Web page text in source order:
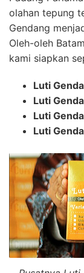
olahan tepung
Gendang
Oleh-oleh
kami siapkan
Luti
Luti
Luti
Luti